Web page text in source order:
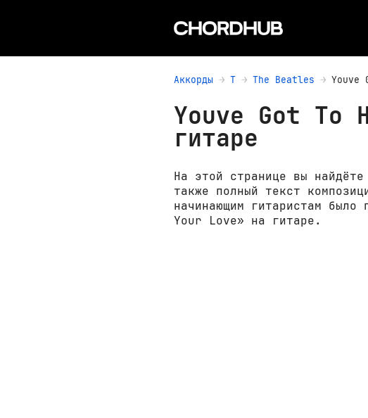
Аккорды T The Beatles Youve
Youve Got To
гитаре
На этой странице вы
также полный текст
начинающим гитаристам
Your Love» на гитаре.